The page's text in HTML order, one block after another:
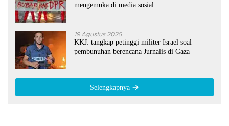
mengemuka di media sosial
19 Agustus 2025
KKJ: tangkap petinggi militer Israel soal
pembunuhan berencana Jurnalis di Gaza
Selengkapnya